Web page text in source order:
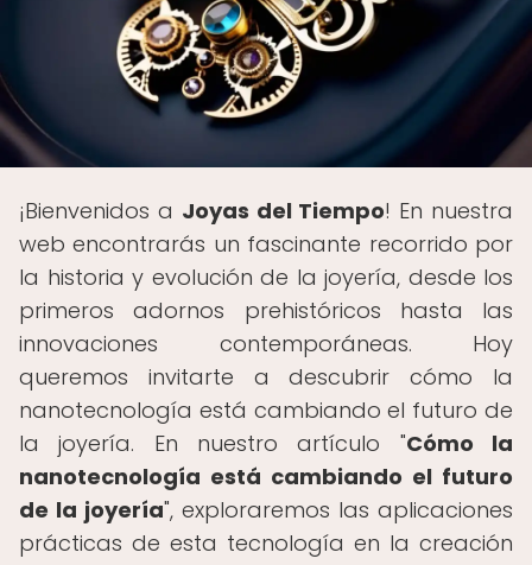
¡Bienvenidos a Joyas del Tiempo! En nuestra
web encontrarás un fascinante recorrido por
la historia y evolución de la joyería, desde los
primeros adornos prehistóricos hasta las
innovaciones contemporáneas. Hoy
queremos invitarte a descubrir cómo la
nanotecnología está cambiando el futuro de
la joyería. En nuestro artículo "Cómo la
nanotecnología está cambiando el futuro
de la joyería", exploraremos las aplicaciones
prácticas de esta tecnología en la creación